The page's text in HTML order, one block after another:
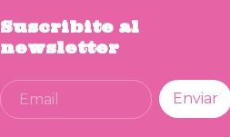
Suscribite al
newsletter